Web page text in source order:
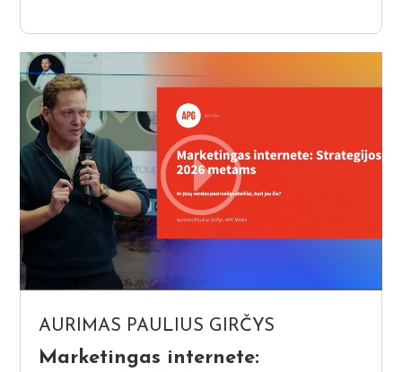
AURIMAS PAULIUS GIRČYS
Marketingas internete: